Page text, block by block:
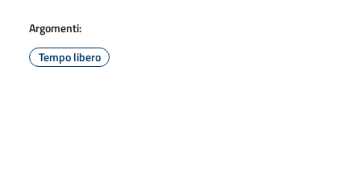
Argomenti:
Tempo libero